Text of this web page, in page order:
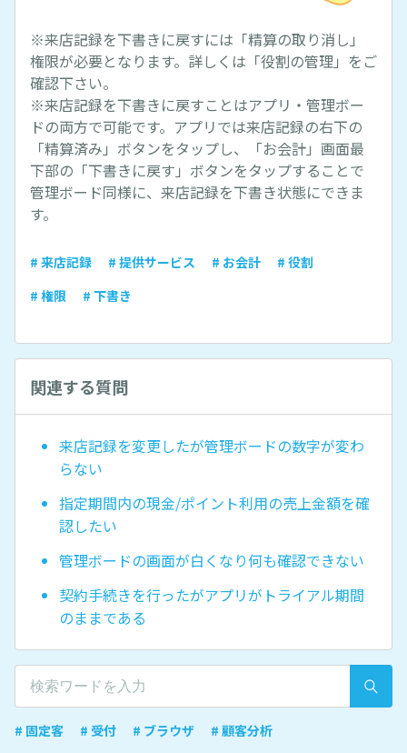
※来店記録を下書きに戻すには「精算の取り消し」
権限が必要となります。詳しくは「役割の管理」をご
確認下さい。
※来店記録を下書きに戻すことはアプリ・管理ボー
ドの両方で可能です。アプリでは来店記録の右下の
「精算済み」ボタンをタップし、「お会計」画面最
下部の「下書きに戻す」ボタンをタップすることで
管理ボード同様に、来店記録を下書き状態にできま
す。
# 来店記録 # 提供サービス # お会計
# 役割
# 権限
# 下書き
関連する質問
来店記録を変更したが管理ボードの数字が変わ
らない
指定期間内の現金/ポイント利用の売上金額を確
認したい
管理ボードの画面が白くなり何も確認できない
契約手続きを行ったがアプリがトライアル期間
のままである
# 固定客 # 受付 # ブラウザ # 顧客分析